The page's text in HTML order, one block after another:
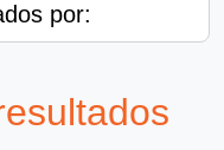
por: